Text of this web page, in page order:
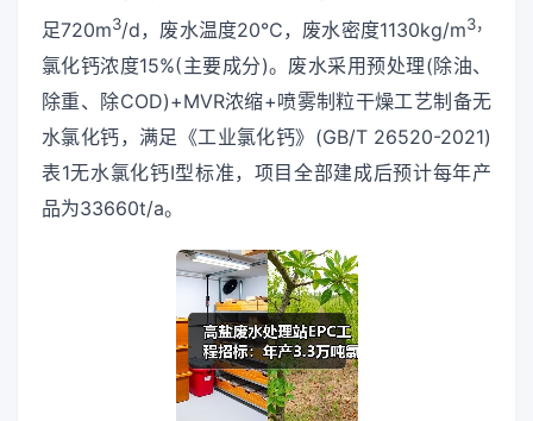
足720m3/d，废水温度20℃，废水密度1130kg/m3，
氯化钙浓度15%(主要成分)。废水采用预处理(除油、
除重、除COD)+MVR浓缩+喷雾制粒干燥工艺制备无
水氯化钙，满足《工业氯化钙》(GB/T 26520-2021)
表1无水氯化钙I型标准，项目全部建成后预计每年产
品为33660t/a。